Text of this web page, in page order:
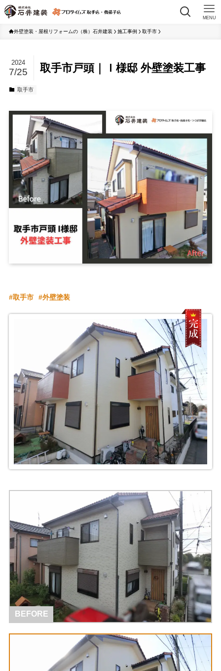
MENU
外壁塗装・屋根リフォームの（株）石井建装 施工事例 取手市
取手市戸頭｜Ｉ様邸 外壁塗装工事
2024
7/25
取手市
取手市 外壁塗装
BEFORE